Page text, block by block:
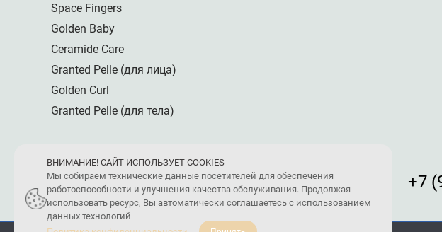
Space Fingers
Golden Baby
Ceramide Care
Granted Pelle (для лица)
Golden Curl
Granted Pelle (для тела)
+7
ВНИМАНИЕ! САЙТ ИСПОЛЬЗУЕТ COOKIES
Мы собираем технические данные посетителей для обеспечения
работоспособности и улучшения качества обслуживания. Продолжая
использовать ресурс, Вы автоматически соглашаетесь с использованием
данных технологий